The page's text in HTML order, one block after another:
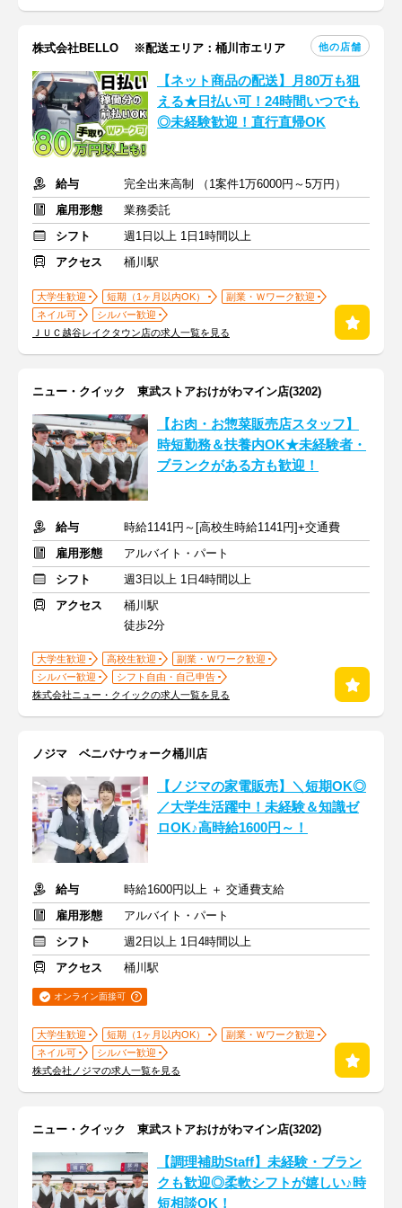
株式会社BELLO ※配送エリア：桶川市エリア 他の店舗
【ネット商品の配送】月80万も狙
える★日払い可！24時間いつでも
◎未経験歓迎！直行直帰OK
給与
完全出来高制 （1案件1万6000円～5万円）
雇用形態
業務委託
シフト
週1日以上 1日1時間以上
アクセス
桶川駅
大学生歓迎 短期（1ヶ月以内OK）
副業・Ｗワーク歓迎
ネイル可
シルバー歓迎
ＪＵＣ越谷レイクタウン店の求人一覧を見る
ニュー・クイック 東武ストアおけがわマイン店(3202)
【お肉・お惣菜販売店スタッフ】
時短勤務＆扶養内OK★未経験者・
ブランクがある方も歓迎！
給与
時給1141円～[高校生時給1141円]+交通費
雇用形態
アルバイト・パート
シフト
週3日以上 1日4時間以上
アクセス
桶川駅
徒歩2分
大学生歓迎 高校生歓迎
副業・Ｗワーク歓迎
シルバー歓迎
シフト自由・自己申告
株式会社ニュー・クイックの求人一覧を見る
ノジマ ベニバナウォーク桶川店
【ノジマの家電販売】＼短期OK◎
／大学生活躍中！未経験＆知識ゼ
ロOK♪高時給1600円～！
給与
時給1600円以上 ＋ 交通費支給
雇用形態
アルバイト・パート
シフト
週2日以上 1日4時間以上
アクセス
桶川駅
オンライン面接可
大学生歓迎 短期（1ヶ月以内OK）
副業・Ｗワーク歓迎
ネイル可
シルバー歓迎
株式会社ノジマの求人一覧を見る
ニュー・クイック 東武ストアおけがわマイン店(3202)
【調理補助Staff】未経験・ブラン
クも歓迎◎柔軟シフトが嬉しい♪時
短相談OK！